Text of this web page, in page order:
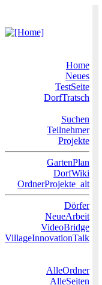
Home
Neues
TestSeite
DorfTratsch
Suchen
Teilnehmer
Projekte
GartenPlan
DorfWiki
OrdnerProjekte_alt
Dörfer
NeueArbeit
VideoBridge
VillageInnovationTalk
AlleOrdner
AlleSeiten